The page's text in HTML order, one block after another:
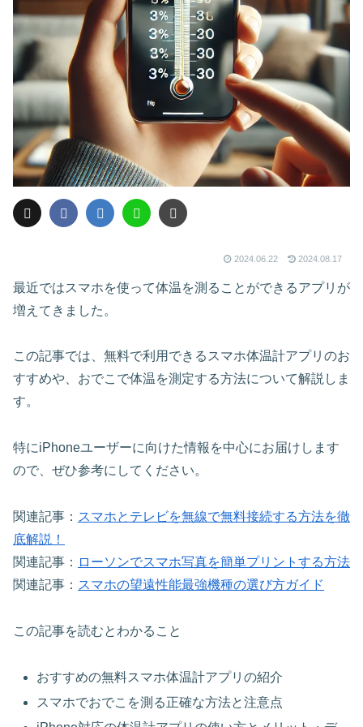
2024.06.22 2024.08.17
最近ではスマホを使って体温を測ることができるアプリが
増えてきました。
この記事では、無料で利用できるスマホ体温計アプリのお
すすめや、おでこで体温を測定する方法について解説しま
す。
特にiPhoneユーザーに向けた情報を中心にお届けします
ので、ぜひ参考にしてください。
関連記事： スマホとテレビを無線で無料接続する方法を徹
底解説！
関連記事： ローソンでスマホ写真を簡単プリントする方法
関連記事： スマホの望遠性能最強機種の選び方ガイド
この記事を読むとわかること
おすすめの無料スマホ体温計アプリの紹介
スマホでおでこを測る正確な方法と注意点